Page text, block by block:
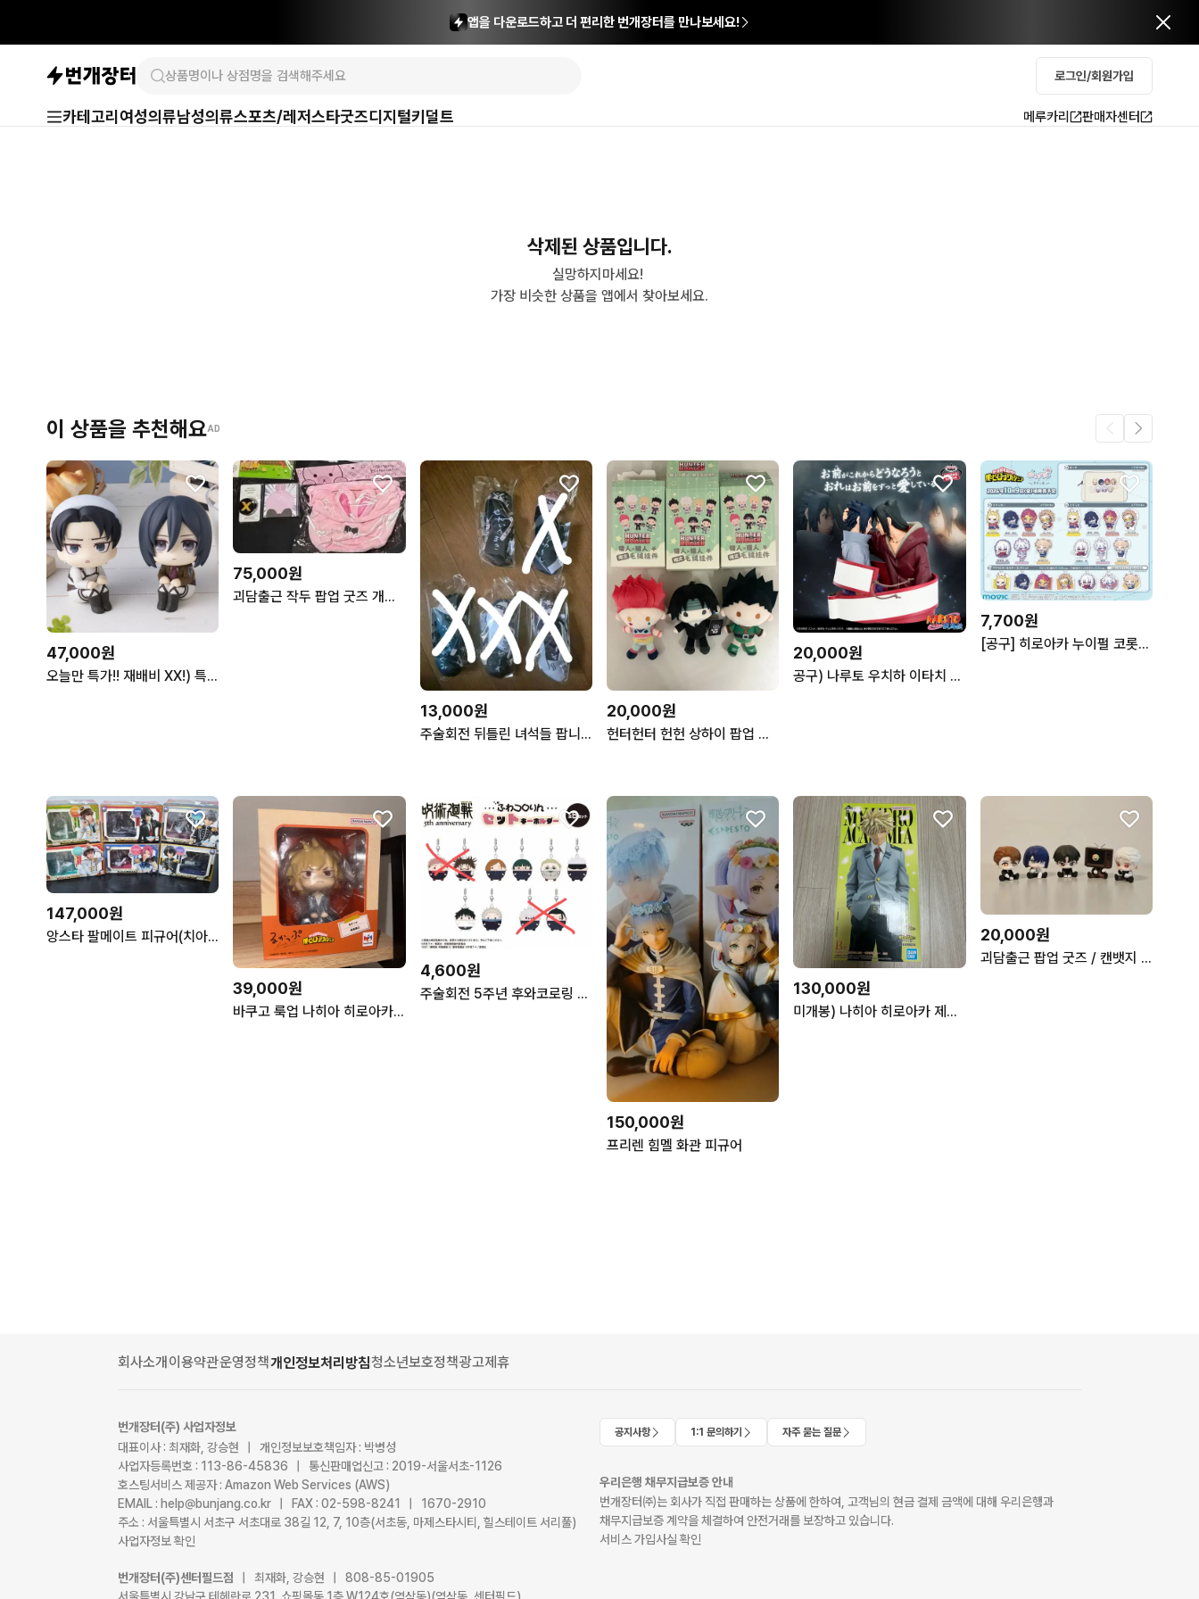
앱을 다운로드하고 더 편리한 번개장터를 만나보세요!
로그인/회원가입
카테고리 여성의류남성의류스포츠/레저스타굿즈디지털키덜트 메루카리 판매자센터
삭제된 상품입니다.
실망하지마세요!
가장 비슷한 상품을 앱에서 찾아보세요.
이 상품을 추천해요AD
47,000원
오늘만 특가!! 재배비 XX!) 특전 포함 미카사 리바이 룩업 분철 메가하우스 진격의거인
75,000원
괴담출근 작두 팝업 굿즈 개별 판매합니다
13,000원
주술회전 뒤틀린 녀석들 팝니자.
20,000원
헌터헌터 헌헌 상하이 팝업 곤 히소카 클로로 누이 인형
20,000원
공구) 나루토 우치하 이타치 사스케 질풍전 피규어
7,700원
[공구] 히로아카 누이펄 코롯토 스티커 다비 시가라키 토가 호크스 엔데버 아이자와 올마이트
147,000원
앙스타 팔메이트 피규어(치아키/레이/마오/이즈미)
39,000원
바쿠고 룩업 나히아 히로아카 피규어
4,600원
주술회전 5주년 후와코로링 키링 분철 공구 고죠 유지 나나미 게토 쵸소우 노바라 마키
150,000원
프리렌 힘멜 화관 피규어
130,000원
미개봉) 나히아 히로아카 제일복권 제복 쿠지 이어지는 마음 바쿠고 피규어 B상
20,000원
괴담출근 팝업 굿즈 / 캔뱃지 <-> 모두앉아피규어 / 김솔음 최요원 류재관 이자헌 백사헌 포도 히든솔음 J3
회사소개 이용약관운영정책개인정보처리방침청소년보호정책광고제휴
번개장터(주) 사업자정보
대표이사 : 최재화, 강승현 | 개인정보보호책임자 : 박병성
사업자등록번호 : 113-86-45836 | 통신판매업신고 : 2019-서울서초-1126
호스팅서비스 제공자 : Amazon Web Services (AWS)
EMAIL : help@bunjang.co.kr | FAX : 02-598-8241 | 1670-2910
주소 : 서울특별시 서초구 서초대로 38길 12, 7, 10층(서초동, 마제스타시티, 힐스테이트 서리풀)
사업자정보 확인
번개장터(주)센터필드점
| 최재화, 강승현 | 808-85-01905
공지사항 1:1 문의하기 자주 묻는 질문
우리은행 채무지급보증 안내
번개장터㈜는 회사가 직접 판매하는 상품에 한하여, 고객님의 현금 결제 금액에 대해 우리은행과
채무지급보증 계약을 체결하여 안전거래를 보장하고 있습니다.
서비스 가입사실 확인